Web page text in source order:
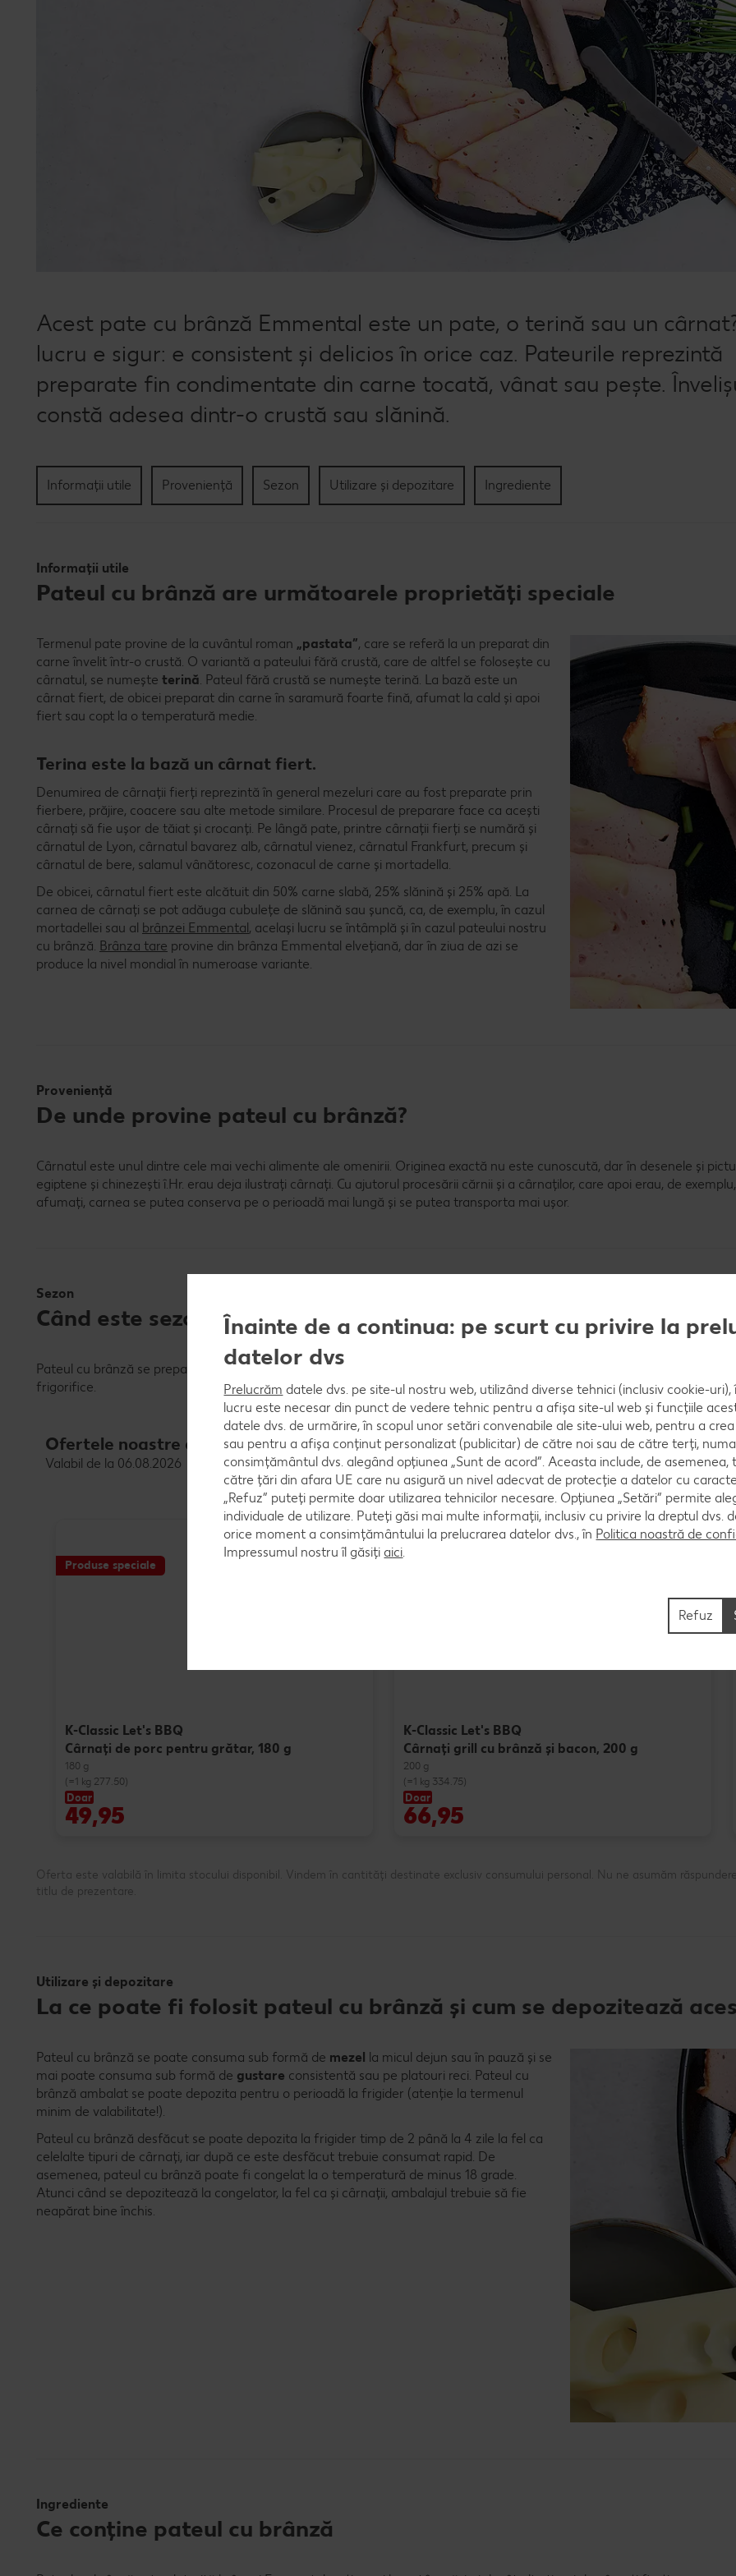
Acest pate cu brânză Emmental este un pate, o terină sau un
lucru e sigur: e consistent și delicios în orice caz. Pateurile reprezintă
preparate fin condimentate din carne tocată, vânat sau pește.
constă adesea dintr-o crustă sau slănină.
Informații utile Proveniență Sezon Utilizare și depozitare Ingrediente
Informații utile
Pateul cu brânză are următoarele proprietăți speciale
Termenul pate provine de la cuvântul roman „pastata”, care se referă la un preparat din
carne învelit într-o crustă. O variantă a pateului fără crustă, care de altfel se folosește cu
cârnatul, se numește terină. Pateul fără crustă se numește terină. La bază este un
cârnat fiert, de obicei preparat din carne în saramură foarte fină, afumat la cald și apoi
fiert sau copt la o temperatură medie.
Terina este la bază un cârnat fiert.
Denumirea de cârnații fierți reprezintă în general mezeluri care au fost preparate prin
fierbere, prăjire, coacere sau alte metode similare. Procesul de preparare face ca acești
cârnați să fie ușor de tăiat și crocanți. Pe lângă pate, printre cârnații fierți se numără și
cârnatul de Lyon, cârnatul bavarez alb, cârnatul vienez, cârnatul Frankfurt, precum și
cârnatul de bere, salamul vânătoresc, cozonacul de carne și mortadella.
De obicei, cârnatul fiert este alcătuit din 50% carne slabă, 25% slănină și 25% apă. La
carnea de cârnați se pot adăuga cubulețe de slănină sau șuncă, ca, de exemplu, în cazul
mortadellei sau al brânzei Emmental, același lucru se întâmplă și în cazul pateului nostru
cu brânză. Brânza tare provine din brânza Emmental elvețiană, dar în ziua de azi se
produce la nivel mondial în numeroase variante.
Proveniență
De unde provine pateul cu brânză?
Cârnatul este unul dintre cele mai vechi alimente ale omenirii. Originea exactă nu este cunoscută, dar în desenele și
egiptene și chinezești î.Hr. erau deja ilustrați cârnați. Cu ajutorul procesării cărnii și a cârnaților, care apoi erau, de
afumați, carnea se putea conserva pe o perioadă mai lungă și se putea transporta mai ușor.
Sezon
Când este sezonul pateului cu brânză?
Pateul cu brânză se prepară întotdeauna proaspăt și are o calitate constantă. Se găsește ambalat pe tot parcursul
frigorifice.
Ofertele noastre de cărnuri și mezeluri
Valabil de la 06.08.2026
Produse speciale
K-Classic Let's BBQ
Cârnaţi de porc pentru grătar, 180 g
180 g
(=1 kg 277.50)
Doar
49,95
K-Classic Let's BBQ
Cârnaţi grill cu brânză și bacon, 200 g
200 g
(=1 kg 334.75)
Doar
66,95
Oferta este valabilă în limita stocului disponibil. Vindem în cantități destinate exclusiv consumului personal. Nu ne asumăm
titlu de prezentare.
Utilizare și depozitare
La ce poate fi folosit pateul cu brânză și cum se depozitează
Pateul cu brânză se poate consuma sub formă de mezel
la micul dejun sau în pauză și se
mai poate consuma sub formă de gustare consistentă sau pe platouri reci. Pateul cu
brânză ambalat se poate depozita pentru o perioadă la frigider (atenție la termenul
minim de valabilitate!).
Pateul cu brânză desfăcut se poate depozita la frigider timp de 2 până la 4 zile la fel ca
celelalte tipuri de cârnați, iar după ce este desfăcut trebuie consumat rapid. De
asemenea, pateul cu brânză poate fi congelat la o temperatură de minus 18 grade.
Atunci când se depozitează la congelator, la fel ca și cârnații, ambalajul trebuie să fie
neapărat bine închis.
Ingrediente
Ce conține pateul cu brânză
Înainte de a continua: pe scurt cu privire la
datelor dvs
Prelucrăm datele dvs. pe site-ul nostru web, utilizând diverse tehnici (inclusiv cookie-
lucru este necesar din punct de vedere tehnic pentru a afișa site-ul web și funcțiile
datele dvs. de urmărire, în scopul unor setări convenabile ale site-ului web, pentru a
sau pentru a afișa conținut personalizat (publicitar) de către noi sau de către terți,
consimțământul dvs. alegând opțiunea „Sunt de acord”. Aceasta include, de
către țări din afara UE care nu asigură un nivel adecvat de protecție a datelor cu
„Refuz” puteți permite doar utilizarea tehnicilor necesare. Opțiunea „Setări” permite
individuale de utilizare. Puteți găsi mai multe informații, inclusiv cu privire la dreptul dvs.
orice moment a consimțământului la prelucrarea datelor dvs., în Politica noastră de
Impressumul nostru îl găsiți aici.
Refuz